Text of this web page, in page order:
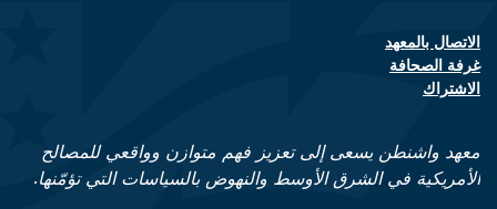
Footer contact links
الاتصال بالمعهد
غرفة الصحافة
الاشتراك
معهد واشنطن يسعى إلى تعزيز فهم متوازن وواقعي للمصالح
الأمريكية في الشرق الأوسط والنهوض بالسياسات التي تؤمّنها.